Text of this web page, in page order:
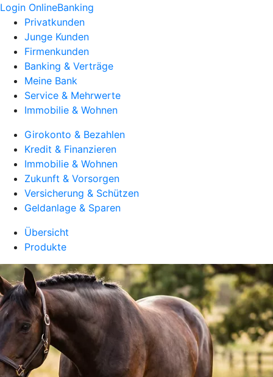
Login OnlineBanking
Privatkunden
Junge Kunden
Firmenkunden
Banking & Verträge
Meine Bank
Service & Mehrwerte
Immobilie & Wohnen
Girokonto & Bezahlen
Kredit & Finanzieren
Immobilie & Wohnen
Zukunft & Vorsorgen
Versicherung & Schützen
Geldanlage & Sparen
Übersicht
Produkte